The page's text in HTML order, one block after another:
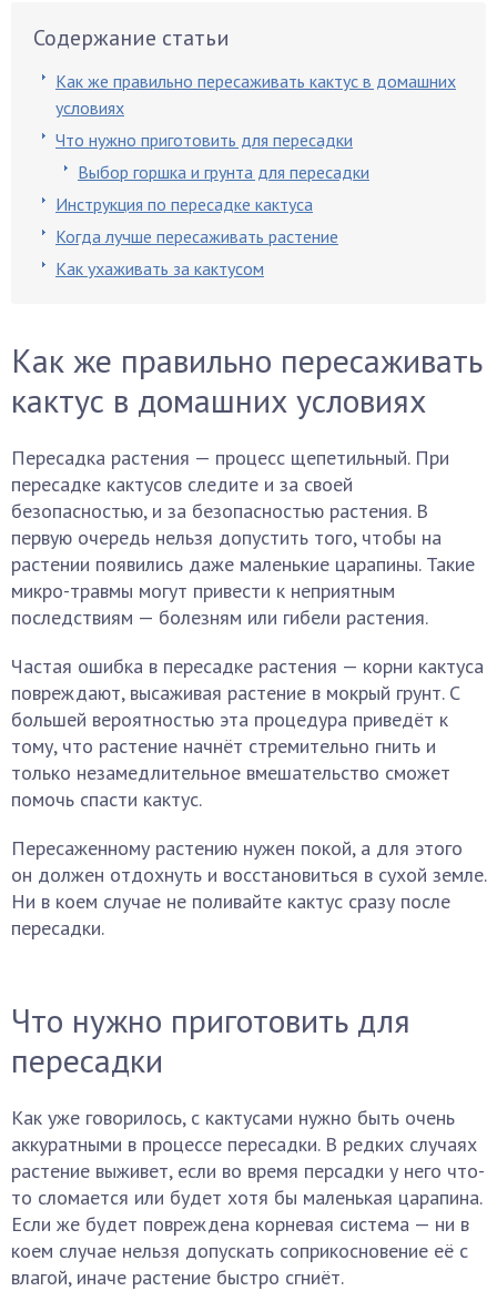
Содержание статьи
Как же правильно пересаживать кактус в домашних
условиях
Что нужно приготовить для пересадки
Выбор горшка и грунта для пересадки
Инструкция по пересадке кактуса
Когда лучше пересаживать растение
Как ухаживать за кактусом
Как же правильно пересаживать
кактус в домашних условиях
Пересадка растения — процесс щепетильный. При
пересадке кактусов следите и за своей
безопасностью, и за безопасностью растения. В
первую очередь нельзя допустить того, чтобы на
растении появились даже маленькие царапины. Такие
микро-травмы могут привести к неприятным
последствиям — болезням или гибели растения.
Частая ошибка в пересадке растения — корни кактуса
повреждают, высаживая растение в мокрый грунт. С
большей вероятностью эта процедура приведёт к
тому, что растение начнёт стремительно гнить и
только незамедлительное вмешательство сможет
помочь спасти кактус.
Пересаженному растению нужен покой, а для этого
он должен отдохнуть и восстановиться в сухой земле.
Ни в коем случае не поливайте кактус сразу после
пересадки.
Что нужно приготовить для
пересадки
Как уже говорилось, с кактусами нужно быть очень
аккуратными в процессе пересадки. В редких случаях
растение выживет, если во время персадки у него что-
то сломается или будет хотя бы маленькая царапина.
Если же будет повреждена корневая система — ни в
коем случае нельзя допускать соприкосновение её с
влагой, иначе растение быстро сгниёт.